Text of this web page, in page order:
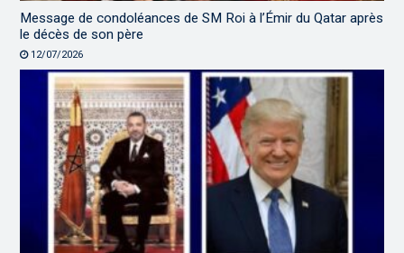
Message de condoléances de SM Roi à l’Émir du Qatar après
le décès de son père
12/07/2026